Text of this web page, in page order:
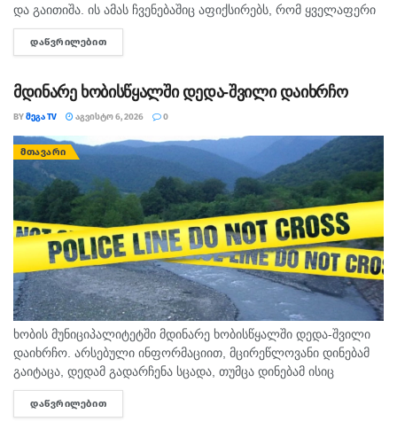
და გაითიშა. ის ამას ჩვენებაშიც აფიქსირებს, რომ ყველაფერი
იცოდა, - ამის შესახებ მოკლული მასწავლებლის, გიგა
ავალიანის...
ᲓᲐᲬᲕᲠᲘᲚᲔᲑᲘᲗ
მდინარე ხობისწყალში დედა-შვილი დაიხრჩო
BYᲛᲔᲒᲐ TV ᲐᲒᲕᲘᲡᲢᲝ 6, 2026 0
ᲛᲗᲐᲕᲐᲠᲘ
ხობის მუნიციპალიტეტში მდინარე ხობისწყალში დედა-შვილი
დაიხრჩო. არსებული ინფორმაციით, მცირეწლოვანი დინებამ
გაიტაცა, დედამ გადარჩენა სცადა, თუმცა დინებამ ისიც
გაიტაცა. ბავშვის ცხედარი ადგილობრივმა იპოვა და
მდინარიდან ამოასვენა. დედის სამძებრო-სამაშველო
ᲓᲐᲬᲕᲠᲘᲚᲔᲑᲘᲗ